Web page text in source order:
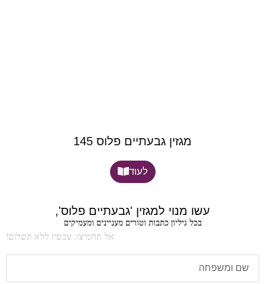
מגזין גבעתיים פלוס 145
לעוד
עשו מנוי למגזין 'גבעתיים פלוס',
בכל גיליון כתבות וטורים מעניינים ומעמיקים
אל תחמיצו, עכשיו ללא תשלום!